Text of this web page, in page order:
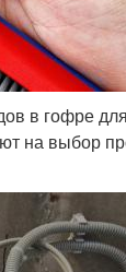
в гофре
на выбор